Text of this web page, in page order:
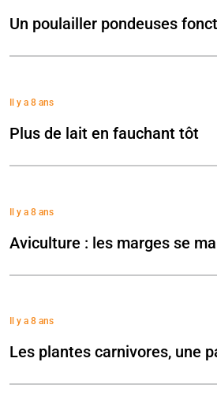
Un poulailler pondeuses
Il y a 8 ans
Plus de lait en fauchant tôt
Il y a 8 ans
Aviculture : les marges se
Il y a 8 ans
Les plantes carnivores, une